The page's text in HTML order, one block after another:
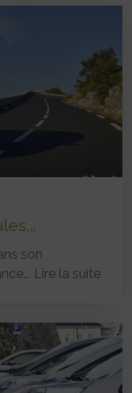
son
Lire la suite